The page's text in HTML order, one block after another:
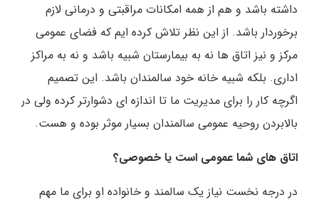
داشته باشد و هم از همه امکانات مراقبتی و درمانی لازم
برخوردار باشد. از این نظر تلاش کرده ایم که فضای عمومی
مرکز و نیز اتاق ها نه به بیمارستان شبیه باشد و نه به مراکز
اداری. بلکه شبیه خانه خود سالمندان باشد. این تصمیم
اگرچه کار را برای مدیریت ما تا اندازه ای دشوارتر کرده ولی در
بالابردن روحیه عمومی سالمندان بسیار موثر بوده و هست.
اتاق های شما عمومی است یا خصوصی؟
در درجه نخست نیاز یک سالمند و خانواده او برای ما مهم